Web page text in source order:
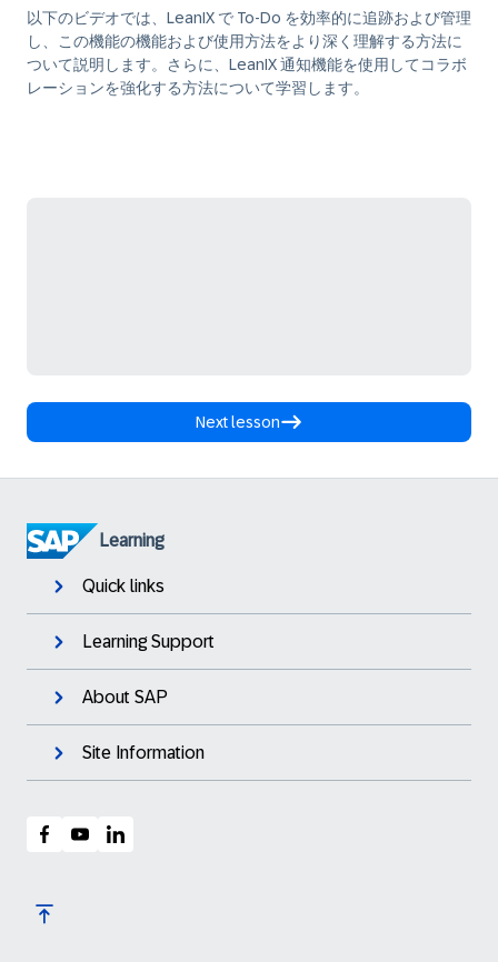
以下のビデオでは、LeanIX で To-Do を効率的に追跡および管理
し、この機能の機能および使用方法をより深く理解する方法に
ついて説明します。さらに、LeanIX 通知機能を使用してコラボ
レーションを強化する方法について学習します。
Next lesson
Learning
Quick links
Learning Support
About SAP
Site Information